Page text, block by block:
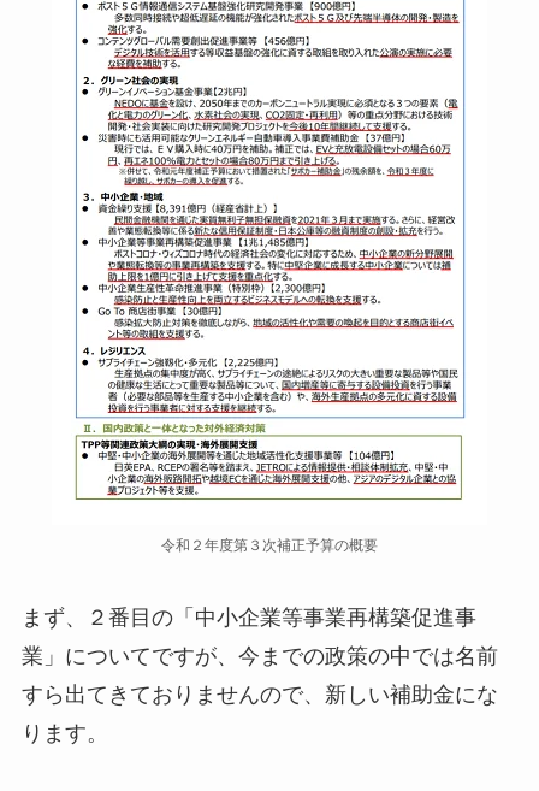
令和２年度第３次補正予算の概要
まず、２番目の「中小企業等事業再構築促進事
業」についてですが、今までの政策の中では名前
すら出てきておりませんので、新しい補助金にな
ります。